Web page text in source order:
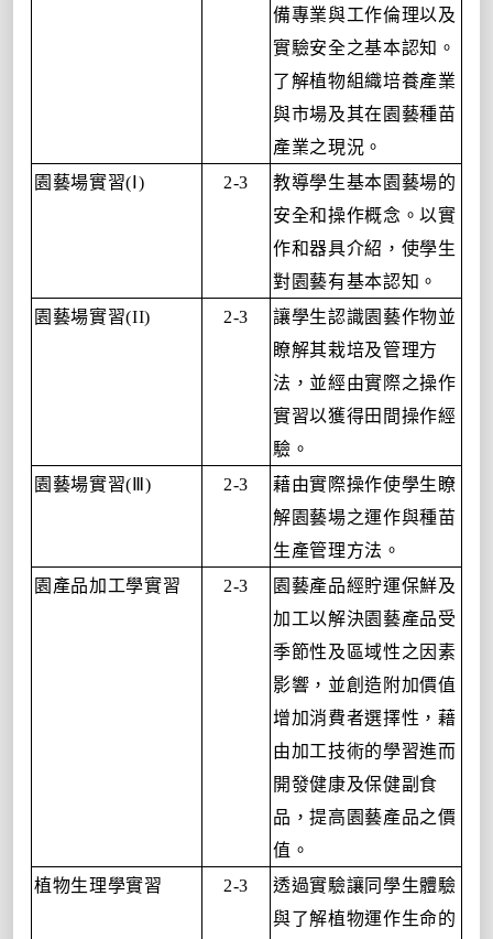
備專業與工作倫理以及
實驗安全之基本認知。
了解植物組織培養產業
與市場及其在園藝種苗
產業之現況。
園藝場實習(Ⅰ) 2-3
教導學生基本園藝場的
安全和操作概念。以實
作和器具介紹，使學生
對園藝有基本認知。
園藝場實習(II) 2-3
讓學生認識園藝作物並
瞭解其栽培及管理方
法，並經由實際之操作
實習以獲得田間操作經
驗。
園藝場實習(Ⅲ) 2-3
藉由實際操作使學生瞭
解園藝場之運作與種苗
生產管理方法。
園產品加工學實習
2-3
園藝產品經貯運保鮮及
加工以解決園藝產品受
季節性及區域性之因素
影響，並創造附加價值
增加消費者選擇性，藉
由加工技術的學習進而
開發健康及保健副食
品，提高園藝產品之價
值。
植物生理學實習
2-3
透過實驗讓同學生體驗
與了解植物運作生命的